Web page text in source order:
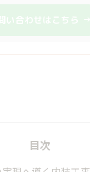
い合わせはこちら
目次